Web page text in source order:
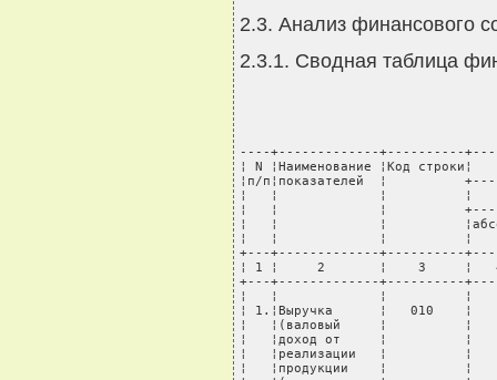
2.3. Анализ финансового
2.3.1. Сводная таблица
----+-------------+----------
¦ N ¦Наименование ¦Код
¦п/п¦показателей  ¦
¦   ¦             ¦          ¦
¦   ¦             ¦
¦   ¦             ¦
¦   ¦             ¦          ¦
+---+-------------+----------
¦ 1 ¦     2       ¦    3     ¦
+---+-------------+----------
¦   ¦             ¦          ¦
¦ 1.¦Выручка      ¦   010
¦   ¦(валовый     ¦
¦   ¦доход от     ¦
¦   ¦реализации   ¦
¦   ¦продукции    ¦